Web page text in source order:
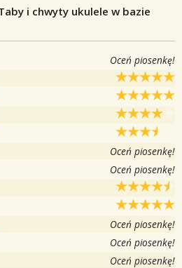
i chwyty ukulele w bazie
Oceń piosenkę!
Oceń piosenkę!
Oceń piosenkę!
Oceń piosenkę!
Oceń piosenkę!
Oceń piosenkę!